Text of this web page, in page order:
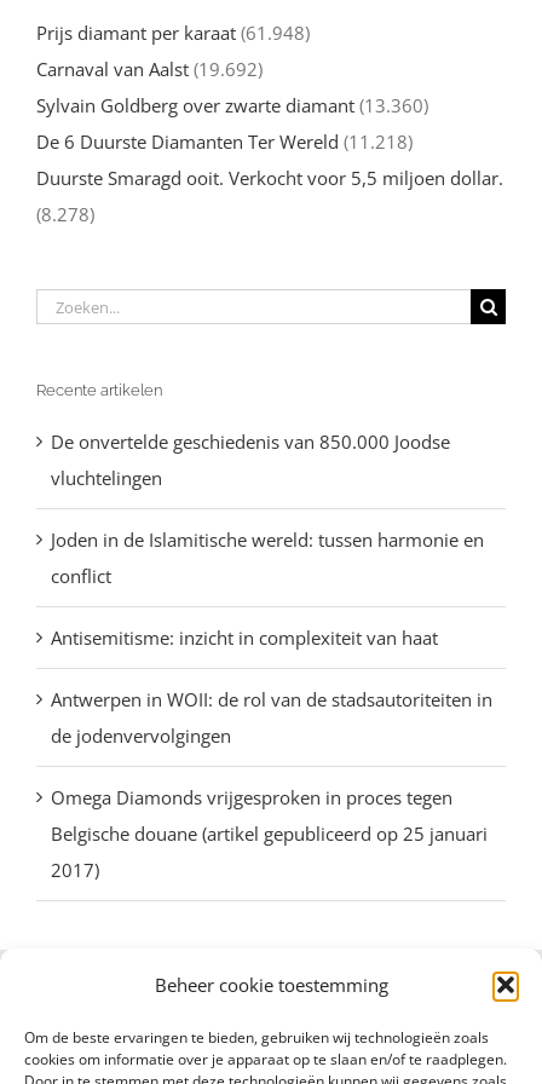
Beheer cookie toestemming
Om de beste ervaringen te bieden, gebruiken wij technologieën zoals
cookies om informatie over je apparaat op te slaan en/of te raadplegen.
Prijs diamant per karaat (61.948)
Carnaval van Aalst (19.692)
Sylvain Goldberg over zwarte diamant (13.360)
De 6 Duurste Diamanten Ter Wereld (11.218)
Duurste Smaragd ooit. Verkocht voor 5,5 miljoen dollar.
(8.278)
Zoeken
Recente artikelen
De onvertelde geschiedenis van 850.000 Joodse
vluchtelingen
Joden in de Islamitische wereld: tussen harmonie en
conflict
Antisemitisme: inzicht in complexiteit van haat
Antwerpen in WOII: de rol van de stadsautoriteiten in
de jodenvervolgingen
Omega Diamonds vrijgesproken in proces tegen
Belgische douane (artikel gepubliceerd op 25 januari
2017)